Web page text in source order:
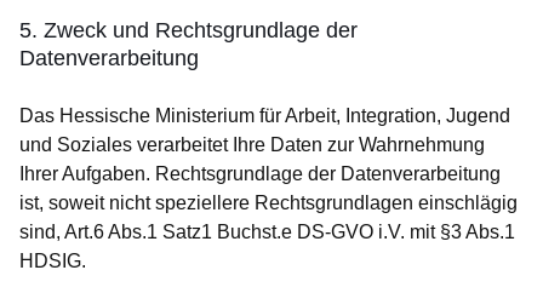
5. Zweck und Rechtsgrundlage der
Datenverarbeitung
Das Hessische Ministerium für Arbeit, Integration, Jugend
und Soziales verarbeitet Ihre Daten zur Wahrnehmung
Ihrer Aufgaben. Rechtsgrundlage der Datenverarbeitung
ist, soweit nicht speziellere Rechtsgrundlagen einschlägig
sind, Art.6 Abs.1 Satz1 Buchst.e DS-GVO i.V. mit §3 Abs.1
HDSIG.